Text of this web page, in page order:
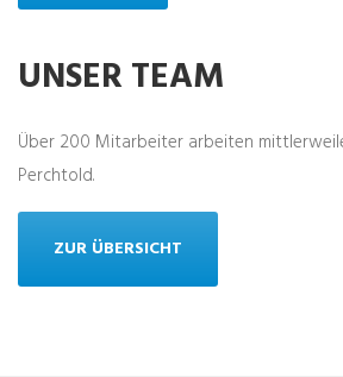
UNSER TEAM
Über 200 Mitarbeiter arbeiten
Perchtold.
ZUR ÜBERSICHT